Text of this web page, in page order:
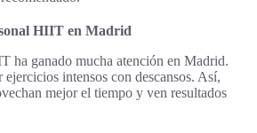
HIIT en Madrid
ha ganado mucha atención en Madrid.
ejercicios intensos con descansos. Así,
mejor el tiempo y ven resultados